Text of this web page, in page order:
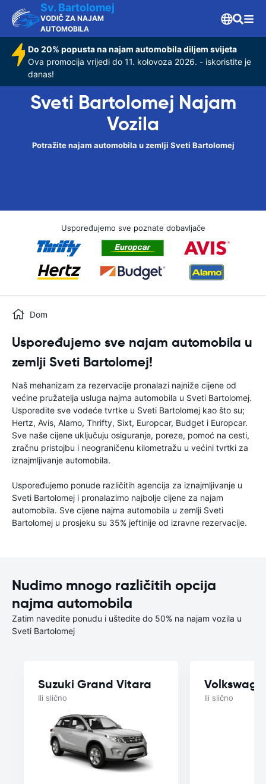
Sv. Bartolomej
VODIČ ZA NAJAM
AUTOMOBILA
Do 20% popusta na najam automobila diljem svijeta
Ova promocija vrijedi do 11. kolovoza 2026. - iskoristite je
danas!
Sveti Bartolomej Najam
Vozila
Potražite najam automobila u zemlji Sveti Bartolomej
Uspoređujemo sve poznate dobavljače
Dom
Uspoređujemo sve najam automobila u
zemlji Sveti Bartolomej!
Naš mehanizam za rezervacije pronalazi najniže cijene od
većine pružatelja usluga najma automobila u Sveti Bartolomej.
Usporedite sve vodeće tvrtke u Sveti Bartolomej kao što su;
Hertz, Avis, Alamo, Thrifty, Sixt, Europcar, Budget i Europcar.
Sve naše cijene uključuju osiguranje, poreze, pomoć na cesti,
zračnu pristojbu i neograničenu kilometražu u većini tvrtki za
iznajmljivanje automobila.
Uspoređujemo ponude različitih agencija za iznajmljivanje u
Sveti Bartolomej i pronalazimo najbolje cijene za najam
automobila. Sve cijene najma automobila u zemlji Sveti
Bartolomej u prosjeku su 35% jeftinije od izravne rezervacije.
Nudimo mnogo različitih opcija
najma automobila
Zatim navedite ponudu i uštedite do 50% na najam vozila u
Sveti Bartolomej
Suzuki Grand Vitara
Ili slično Ili slično